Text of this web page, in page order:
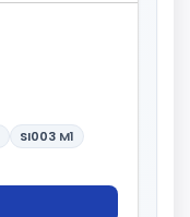
SI003 M1